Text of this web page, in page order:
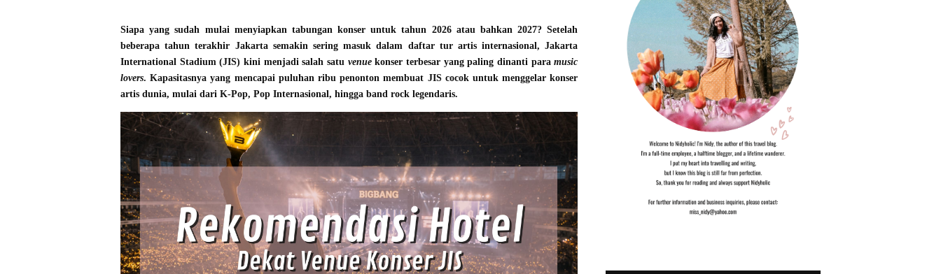
Siapa yang sudah mulai menyiapkan tabungan konser untuk tahun 2026 atau bahkan 2027? Setelah
beberapa tahun terakhir Jakarta semakin sering masuk dalam daftar tur artis internasional, Jakarta
International Stadium (JIS) kini menjadi salah satu venuekonser terbesar yang paling dinanti paramusic
lovers. Kapasitasnya yang mencapai puluhan ribu penonton membuat JIS cocok untuk menggelar konser
artis dunia, mulai dari K-Pop, Pop Internasional, hingga band rock legendaris.